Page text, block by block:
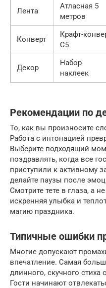
Лента
Атласная 5
метров
Конверт
Крафт-
С5
Декор
Набор
наклеек
Рекомендации по
То, как вы произносите
Работа с интонацией
Выберите подходящий
поздравлять, когда все
приступили к активному
делайте паузы после
Смотрите тете в глаза, а
искренняя улыбка и
магию праздника.
Типичные ошибки
Многие допускают
впечатление. Самая
длинного, скучного
Гости начинают